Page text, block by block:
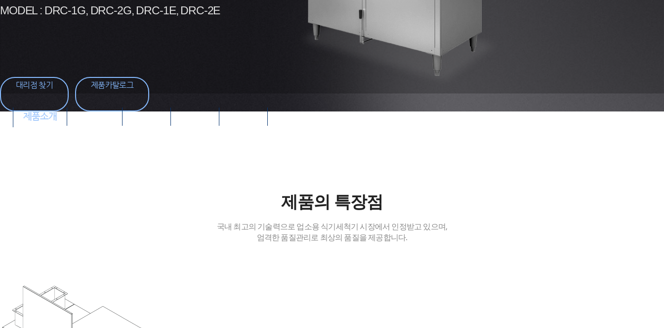
MODEL : DRC-1G, DRC-2G, DRC-1E, DRC-2E
대리점 찾기 제품카탈로그
제품소개
제품의 특장점
국내 최고의 기술력으로 업소용 식기세척기 시장에서 인정받고 있으며,
엄격한 품질관리로 최상의 품질을 제공합니다.